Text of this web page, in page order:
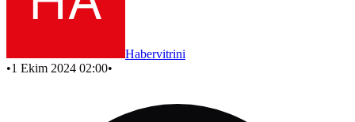
Habervitrini
•1 Ekim 2024 02:00•